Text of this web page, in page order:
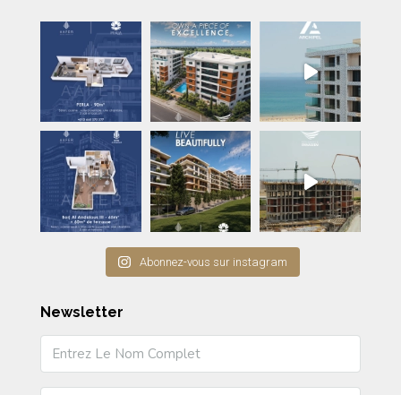
Abonnez-vous sur instagram
Newsletter